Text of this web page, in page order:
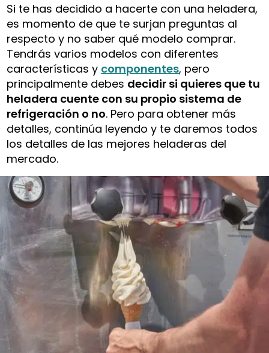
Si te has decidido a hacerte con una heladera,
es momento de que te surjan preguntas al
respecto y no saber qué modelo comprar.
Tendrás varios modelos con diferentes
características y componentes, pero
principalmente debes decidir si quieres que tu
heladera cuente con su propio sistema de
refrigeración o no. Pero para obtener más
detalles, continúa leyendo y te daremos todos
los detalles de las mejores heladeras del
mercado.